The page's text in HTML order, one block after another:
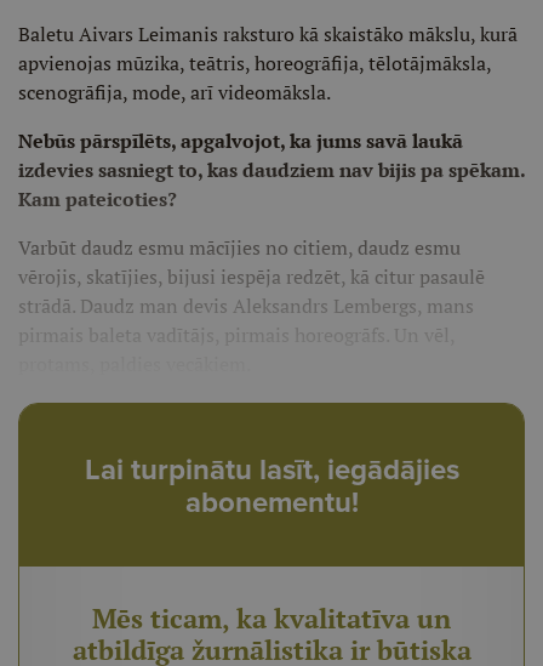
Baletu Aivars Leimanis raksturo kā skaistāko mākslu, kurā
apvienojas mūzika, teātris, horeogrāfija, tēlotājmāksla,
scenogrāfija, mode, arī videomāksla.
Nebūs pārspīlēts, apgalvojot, ka jums savā laukā
izdevies sasniegt to, kas daudziem nav bijis pa spēkam.
Kam pateicoties?
Varbūt daudz esmu mācījies no citiem, daudz esmu
vērojis, skatījies, bijusi iespēja redzēt, kā citur pasaulē
strādā. Daudz man devis Aleksandrs Lembergs, mans
pirmais baleta vadītājs, pirmais horeogrāfs. Un vēl,
Lai turpinātu lasīt, iegādājies
abonementu!
Mēs ticam, ka kvalitatīva un
atbildīga žurnālistika ir būtiska